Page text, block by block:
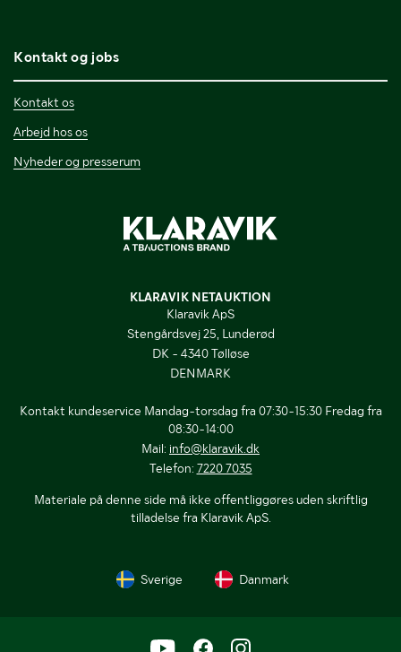
Kontakt og jobs
Kontakt os
Arbejd hos os
Nyheder og presserum
KLARAVIK NETAUKTION
Klaravik ApS
Stengårdsvej 25, Lunderød
DK - 4340 Tølløse
DENMARK
Kontakt kundeservice Mandag-torsdag fra 07:30-15:30 Fredag fra
08:30-14:00
Mail: info@klaravik.dk
Telefon: 7220 7035
Materiale på denne side må ikke offentliggøres uden skriftlig
tilladelse fra Klaravik ApS.
Sverige Danmark